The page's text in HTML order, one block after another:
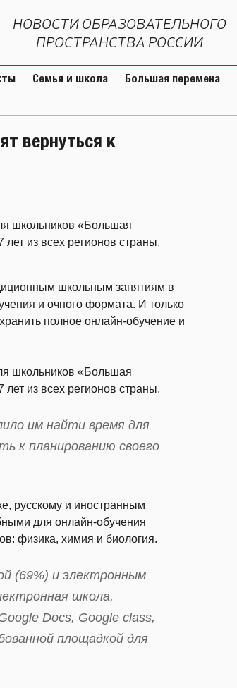
НОВОСТИ ОБРАЗОВАТЕЛЬНОГО
ПРОСТРАНСТВА РОССИИ
Семья и школа Большая перемена
вернуться к
школьников «Большая
из всех регионов страны.
школьным занятиям в
и очного формата. И только
полное онлайн-обучение и
школьников «Большая
из всех регионов страны.
им найти время для
к планированию своего
русскому и иностранным
для онлайн-обучения
физика, химия и биология.
(69%) и электронным
школа,
Docs, Google class,
площадкой для